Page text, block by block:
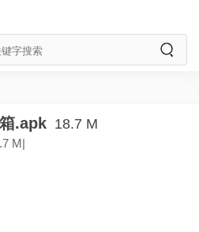
.apk 18.7 M
M|